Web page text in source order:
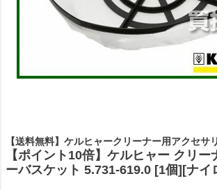
【送料無料】ケルヒャークリーナー用アクセサ
【ポイント10倍】ケルヒャー クリー
ーバスケット 5.731-619.0 [1個][ナイ